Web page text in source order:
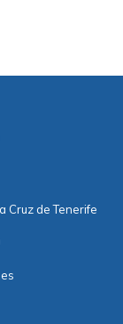
Cruz de Tenerife